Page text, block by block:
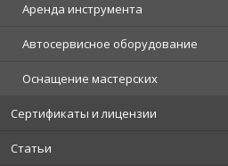
Аренда инструмента
Автосервисное оборудование
Оснащение мастерских
Сертификаты и лицензии
Статьи